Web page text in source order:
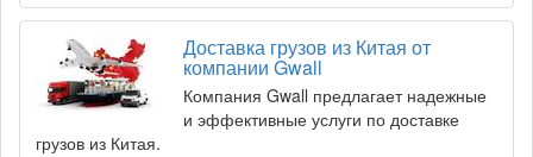
Доставка грузов из Китая от
компании Gwall
Компания Gwall предлагает надежные
и эффективные услуги по доставке
грузов из Китая.